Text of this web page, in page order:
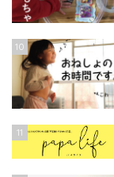
10
11